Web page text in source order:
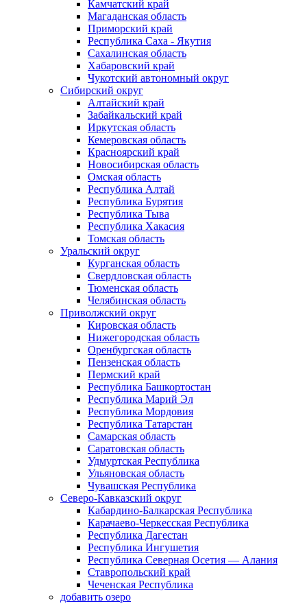
Камчатский край
Магаданская область
Приморский край
Республика Саха - Якутия
Сахалинская область
Хабаровский край
Чукотский автономный округ
Сибирский округ
Алтайский край
Забайкальский край
Иркутская область
Кемеровская область
Красноярский край
Новосибирская область
Омская область
Республика Алтай
Республика Бурятия
Республика Тыва
Республика Хакасия
Томская область
Уральский округ
Курганская область
Свердловская область
Тюменская область
Челябинская область
Приволжский округ
Кировская область
Нижегородская область
Оренбургская область
Пензенская область
Пермский край
Республика Башкортостан
Республика Марий Эл
Республика Мордовия
Республика Татарстан
Самарская область
Саратовская область
Удмуртская Республика
Ульяновская область
Чувашская Республика
Северо-Кавказский округ
Кабардино-Балкарская Республика
Карачаево-Черкесская Республика
Республика Дагестан
Республика Ингушетия
Республика Северная Осетия — Алания
Ставропольский край
Чеченская Республика
добавить озеро